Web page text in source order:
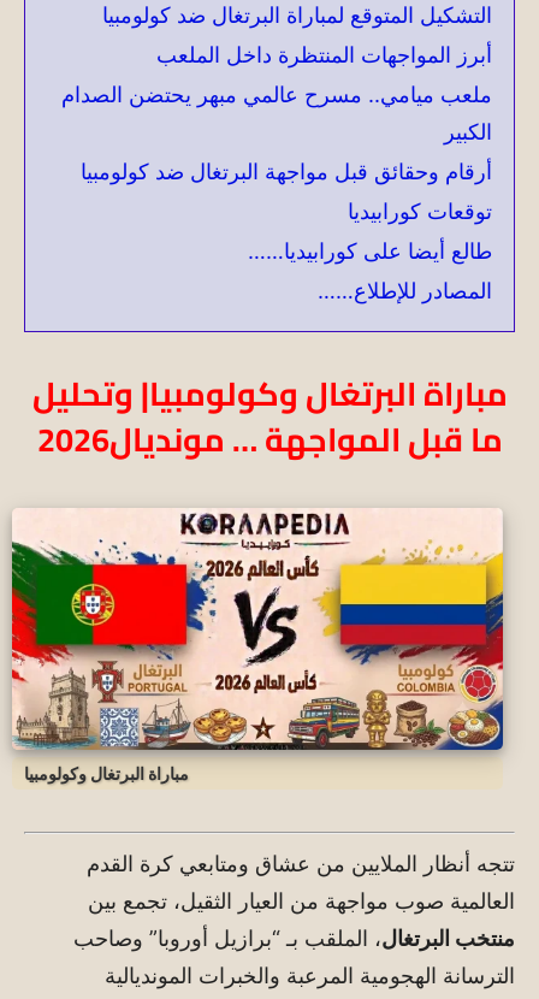
التشكيل المتوقع لمباراة البرتغال ضد كولومبيا
أبرز المواجهات المنتظرة داخل الملعب
ملعب ميامي.. مسرح عالمي مبهر يحتضن الصدام
الكبير
أرقام وحقائق قبل مواجهة البرتغال ضد كولومبيا
توقعات كورابيديا
طالع أيضا على كورابيديا……
المصادر للإطلاع……
مباراة البرتغال وكولومبيا| وتحليل
ما قبل المواجهة … مونديال2026
مباراة البرتغال وكولومبيا
تتجه أنظار الملايين من عشاق ومتابعي كرة القدم
العالمية صوب مواجهة من العيار الثقيل، تجمع بين
منتخب البرتغال، الملقب بـ “برازيل أوروبا” وصاحب
الترسانة الهجومية المرعبة والخبرات المونديالية